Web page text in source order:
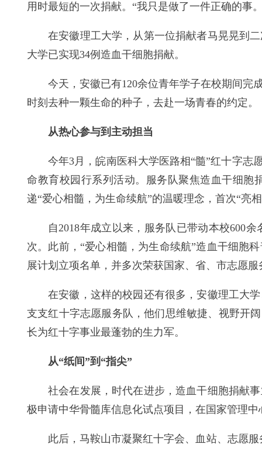
用时最短的一次捐献。“我只是做了一件正确的事
在安徽理工大学，从第一位捐献者马晃晃到
大学已实现34例造血干细胞捐献。
今天，安徽已有120余位青年学子在校期间完
时刻去种一颗生命的种子，去赴一场青春的约定。
从热心参与到主动担当
今年3月，皖南医科大学医路相“髓”红十字志
命教育校园行系列活动。服务队聚焦造血干细胞
递“爱心相髓，为生命续航”的温暖理念，首次“亮
自2018年成立以来，服务队已带动本校600
次。此前，“爱心相髓，为生命续航”造血干细胞
展计划立项名单，并多次荣获国家、省、市志愿
在安徽，这样的校园还有很多，安徽理工大
支支红十字志愿服务队，他们思维敏捷、视野开
长为红十字事业最蓬勃的生力军。
从“纸间”到“指尖”
社会在发展，时代在进步，造血干细胞捐献
极申请中华骨髓库信息化试点项目，在国家管理
此后，马鞍山市凝聚红十字会、血站、志愿